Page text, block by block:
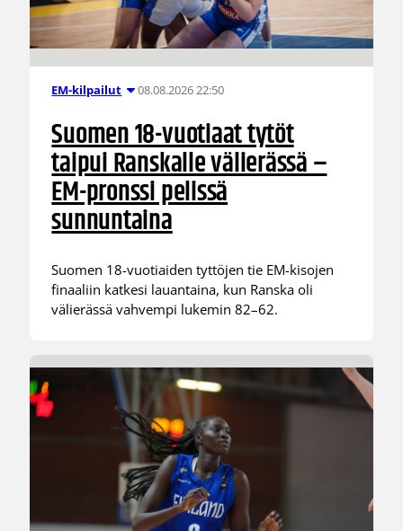
EM-kilpailut 08.08.2026 22:50
Suomen 18-vuotiaat tytöt
taipui Ranskalle välierässä –
EM-pronssi pelissä
sunnuntaina
Suomen 18-vuotiaiden tyttöjen tie EM-kisojen
finaaliin katkesi lauantaina, kun Ranska oli
välierässä vahvempi lukemin 82–62.